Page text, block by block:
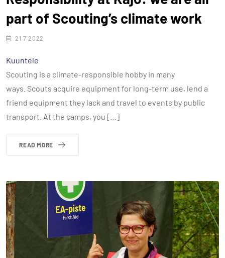
part of Scouting’s climate work
21.7.2022
Kuuntele
Scouting is a climate-responsible hobby in many
ways. Scouts acquire equipment for long-term use, lend a
friend equipment they lack and travel to events by public
transport. At the camps, you […]
READ MORE